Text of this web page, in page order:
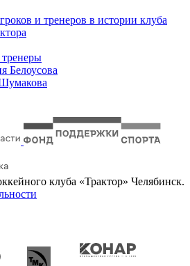
и тренеров в истории клуба
Белоусова
клуба «Трактор» Челябинск.